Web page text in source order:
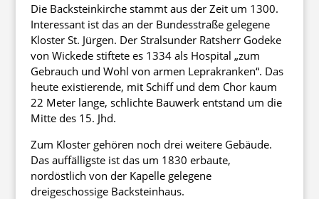
Die Backsteinkirche stammt aus der Zeit um 1300.
Interessant ist das an der Bundesstraße gelegene
Kloster St. Jürgen. Der Stralsunder Ratsherr Godeke
von Wickede stiftete es 1334 als Hospital „zum
Gebrauch und Wohl von armen Leprakranken“. Das
heute existierende, mit Schiff und dem Chor kaum
22 Meter lange, schlichte Bauwerk entstand um die
Mitte des 15. Jhd.
Zum Kloster gehören noch drei weitere Gebäude.
Das auffälligste ist das um 1830 erbaute,
nordöstlich von der Kapelle gelegene
dreigeschossige Backsteinhaus.